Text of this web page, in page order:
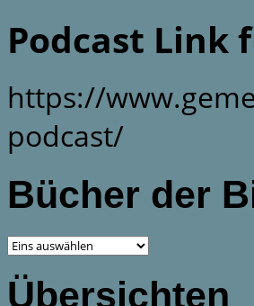
Podcast Link
https://
podcast/
Bücher der
Übersichten